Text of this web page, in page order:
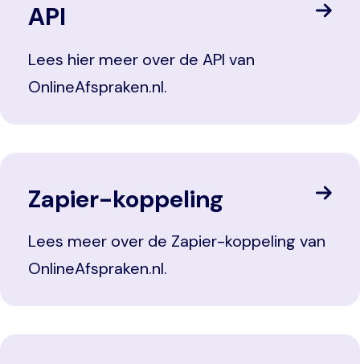
API
Lees hier meer over de API van
OnlineAfspraken.nl.
Zapier-koppeling
Lees meer over de Zapier-koppeling van
OnlineAfspraken.nl.